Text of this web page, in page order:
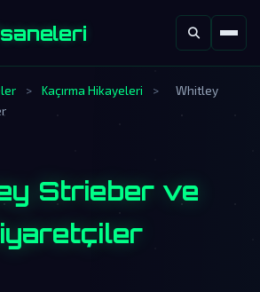
> Kaçırma Hikayeleri >
Whitley
Strieber ve